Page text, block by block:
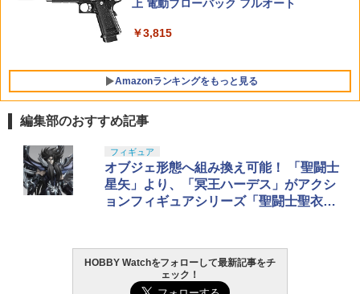
CS-A2【最短営業日発送】光栄堂 地面
￥440
ギア
￥1,716
98）【あす楽】
￥7,780
TERS Big into Energy シリーズ ぬいぐ
るみペンダント 【1ピース】 エナジーラ
ブブ labubu ラブブ らぶぶ ポップマー
ト ブラインドボックス フィギュア おも
ちゃ ガチャガチャ プラモデル ギフト 推
￥2,750
ニオンフラッグカスタム 1/144スケール
￥1,800
上 電動ブローバック フルオート
￥3,815
Amazonランキングをもっと見る
1
GSIクレオス Mr.トップコート 水性プレ
ミアムトップコートスプレー 光沢 88ml
ホビー用仕上材 B601
￥748
LOCTITE(ロックタイト) シールはがし
プレミアム 220ml
編集部のおすすめ記事
フィギュア
オブジェ形態へ組み換え可能！ 「聖闘士
星矢」より、「冥王ハーデス」がアクシ
ョンフィギュアシリーズ「聖闘士聖衣神
HOBBY Watchをフォローして最新記事をチ
ェック！